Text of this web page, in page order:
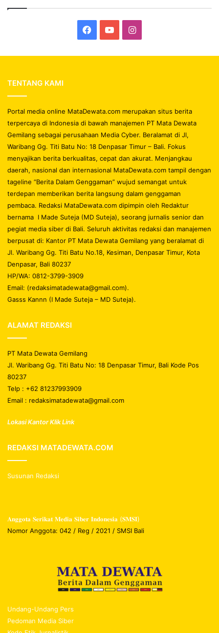
Facebook
YouTubeInstagram
TENTANG KAMI
Portal media online MataDewata.com merupakan situs berita
terpercaya di Indonesia di bawah manajemen PT Mata Dewata
Gemilang sebagai perusahaan Media Cyber. Beralamat di Jl,
Waribang Gg. Titi Batu No: 18 Denpasar Timur – Bali. Fokus
menyajikan berita berkualitas, cepat dan akurat. Menjangkau
daerah, nasional dan internasional MataDewata.com tampil dengan
tageline “Berita Dalam Genggaman” wujud semangat untuk
terdepan memberikan berita langsung dalam genggaman
pembaca. Redaksi MataDewata.com dipimpin oleh Redaktur
bernama I Made Suteja (MD Suteja), seorang jurnalis senior dan
pegiat media siber di Bali. Seluruh aktivitas redaksi dan manajemen
berpusat di: Kantor PT Mata Dewata Gemilang yang beralamat di
Jl. Waribang Gg. Titi Batu No.18, Kesiman, Denpasar Timur, Kota
Denpasar, Bali 80237
HP/WA: 0812-3799-3909
Email: (redaksimatadewata@gmail.com).
Gasss Kannn (I Made Suteja – MD Suteja).
ALAMAT REDAKSI
PT Mata Dewata Gemilang
Jl. Waribang Gg. Titi Batu No: 18 Denpasar Timur, Bali Kode Pos
80237
Telp : +62 81237993909
Email : redaksimatadewata@gmail.com
Lokasi Kantor Klik Link
REDAKSI MATADEWATA.COM
Susunan Redaksi
𝐀𝐧𝐠𝐠𝐨𝐭𝐚 𝐒𝐞𝐫𝐢𝐤𝐚𝐭 𝐌𝐞𝐝𝐢𝐚 𝐒𝐢𝐛𝐞𝐫 𝐈𝐧𝐝𝐨𝐧𝐞𝐬𝐢𝐚 (𝐒𝐌𝐒𝐈)
Nomor Anggota: 042 / Reg / 2021 / SMSI Bali
Undang-Undang Pers
Pedoman Media Siber